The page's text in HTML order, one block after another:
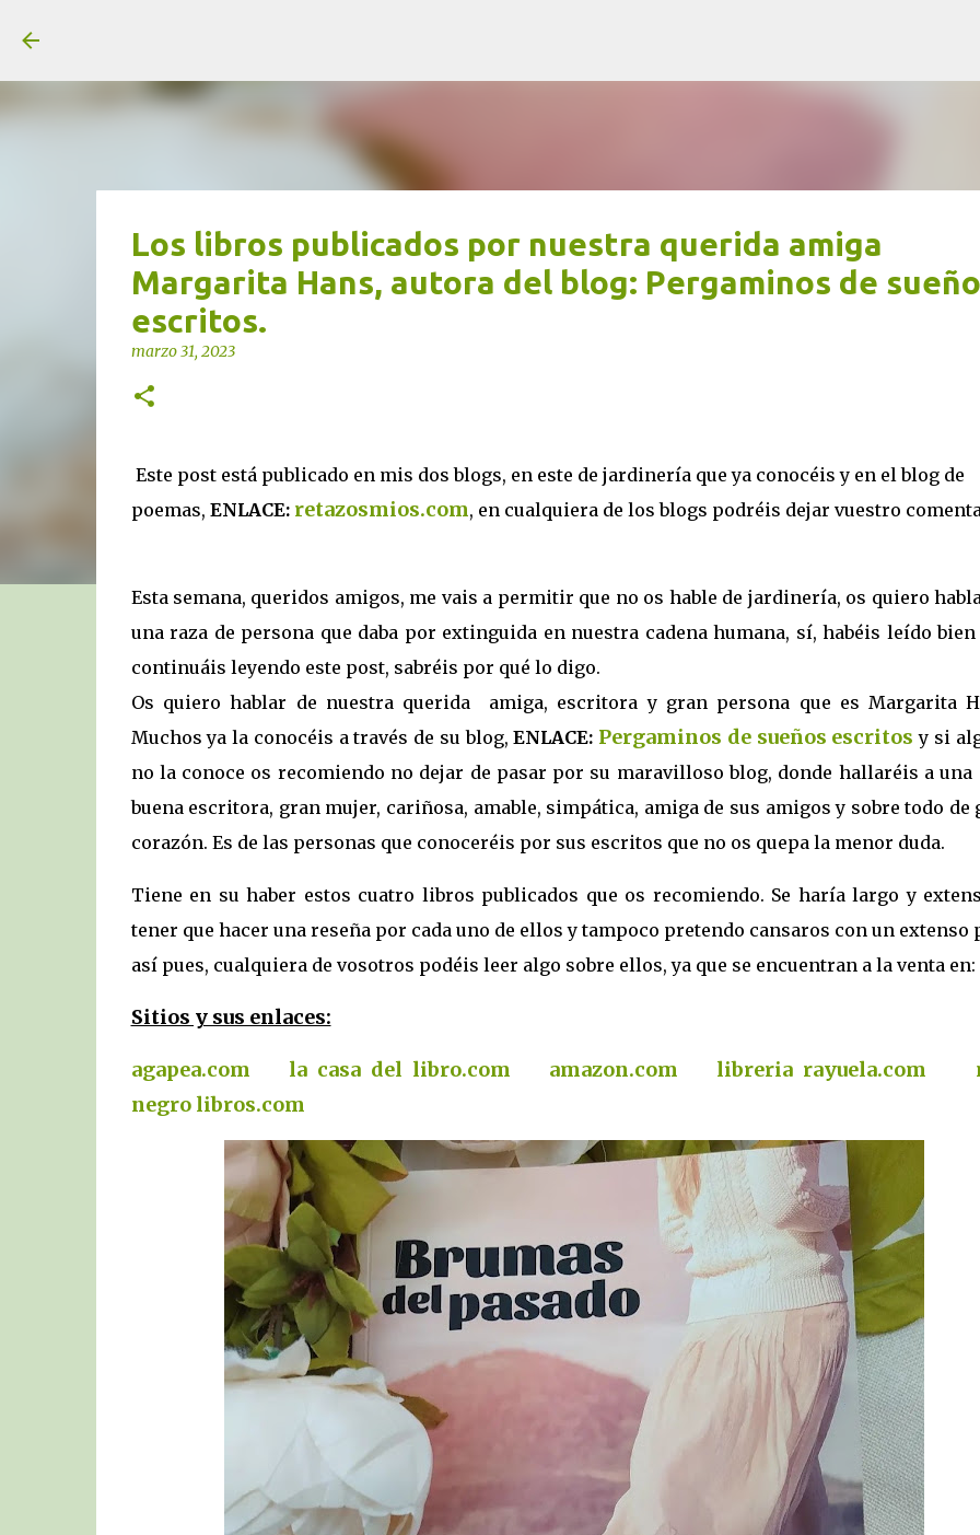
Los libros publicados por nuestra querida amiga
Margarita Hans, autora del blog: Pergaminos de
escritos.
marzo 31, 2023
Este post está publicado en mis dos blogs, en este de jardinería que ya conocéis y en el blog de
poemas, ENLACE: retazosmios.com, en cualquiera de los blogs podréis dejar vuestro
Esta semana, queridos amigos, me vais a permitir que no os hable de jardinería, os quiero
una raza de persona que daba por extinguida en nuestra cadena humana, sí, habéis leído bien
continuáis leyendo este post, sabréis por qué lo digo.
Os quiero hablar de nuestra querida amiga, escritora y gran persona que es Margarita
Muchos ya la conocéis a través de su blog,ENLACE: Pergaminos de sueños escritos y si
no la conoce os recomiendo no dejar de pasar por su maravilloso blog, donde hallaréis a una
buena escritora, gran mujer, cariñosa, amable, simpática, amiga de sus amigos y sobre todo de
corazón. Es de las personas que conoceréis por sus escritos que no os quepa la menor duda.
Tiene en su haber estos cuatro libros publicados que os recomiendo. Se haría largo y
tener que hacer una reseña por cada uno de ellos y tampoco pretendo cansaros con un extenso
así pues, cualquiera de vosotros podéis leer algo sobre ellos, ya que se encuentran a la venta en:
Sitios y sus enlaces:
agapea.com la casa del libro.com amazon.com libreria rayuela.com
negro libros.com